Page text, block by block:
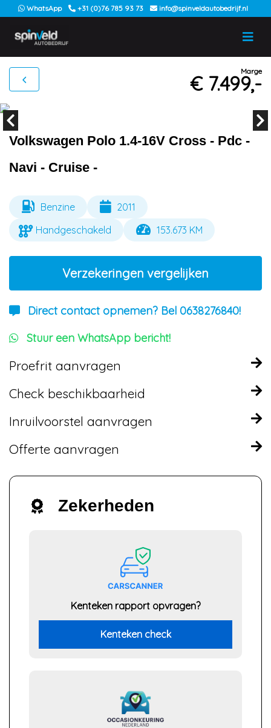
WhatsApp +31 (0)76 785 93 73 info@spinveldautobedrijf.nl
Marge
€ 7.499,-
Volkswagen Polo 1.4-16V Cross - Pdc -
Navi - Cruise -
Benzine
2011
Handgeschakeld
153.673 KM
Verzekeringen vergelijken
Direct contact opnemen? Bel 0638276840!
Stuur een WhatsApp bericht!
Proefrit aanvragen
Check beschikbaarheid
Inruilvoorstel aanvragen
Offerte aanvragen
Zekerheden
Kenteken rapport opvragen?
Kenteken check